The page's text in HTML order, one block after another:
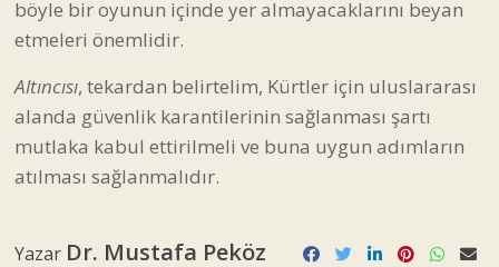
#iran savaşı #kürtler #kürt sorunu